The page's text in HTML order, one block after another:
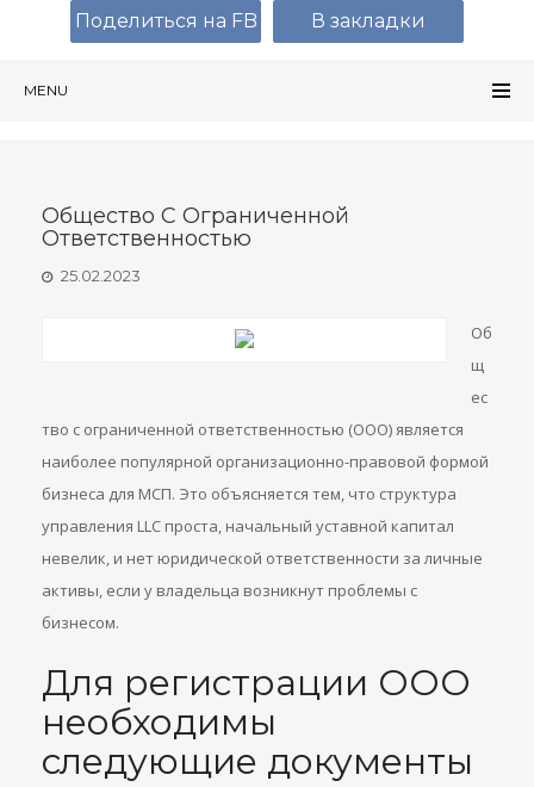
MENU
Общество С Ограниченной
Ответственностью
25.02.2023
Об
щ
ес
тво с ограниченной ответственностью (ООО) является
наиболее популярной организационно-правовой формой
бизнеса для МСП. Это объясняется тем, что структура
управления LLC проста, начальный уставной капитал
невелик, и нет юридической ответственности за личные
активы, если у владельца возникнут проблемы с
бизнесом.
Для регистрации ООО
необходимы
следующие документы
Поделиться на FB В закладки